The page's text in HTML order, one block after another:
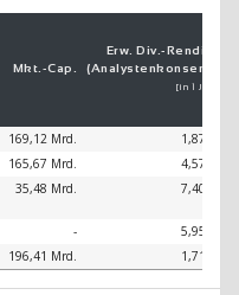
Mkt.-Cap.
Erw. Div.- Ren­di­te
(Analystenkonsens)
[in 1 Jahr]
169,12 Mrd.
1,87 %
165,67 Mrd.
4,57 %
35,48 Mrd. 7,40 %
-
5,95 %
196,41 Mrd. 1,71 %